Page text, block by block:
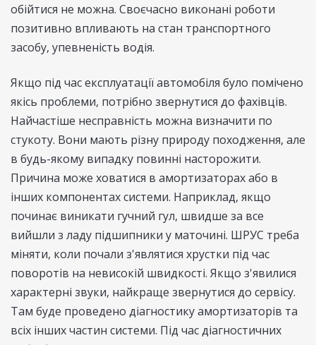
обійтися не можна. Своєчасно виконані роботи
позитивно впливають на стан транспортного
засобу, упевненість водія.
Якщо під час експлуатації автомобіля було помічено
якісь проблеми, потрібно звернутися до фахівців.
Найчастіше несправність можна визначити по
стукоту. Вони мають різну природу походження, але
в будь-якому випадку повинні насторожити.
Причина може ховатися в амортизаторах або в
інших компонентах системи. Наприклад, якщо
починає виникати гучний гул, швидше за все
вийшли з ладу підшипники у маточині. ШРУС треба
міняти, коли почали з'являтися хрустки під час
поворотів на невисокій швидкості. Якщо з'явилися
характерні звуки, найкраще звернутися до сервісу.
Там буде проведено діагностику амортизаторів та
всіх інших частин системи. Під час діагностичних